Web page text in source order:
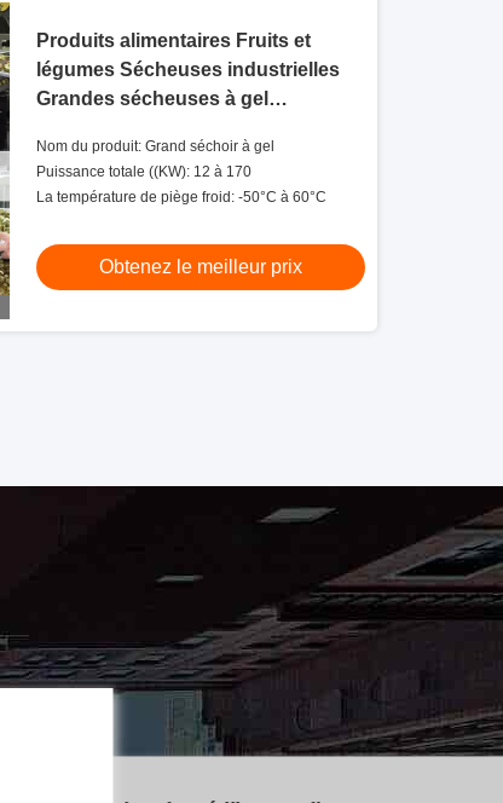
Produits alimentaires Fruits et
légumes Sécheuses industrielles
Grandes sécheuses à gel
Nom du produit: Grand séchoir à gel
Puissance totale ((KW): 12 à 170
La température de piège froid: -50°C à 60°C
Obtenez le meilleur prix